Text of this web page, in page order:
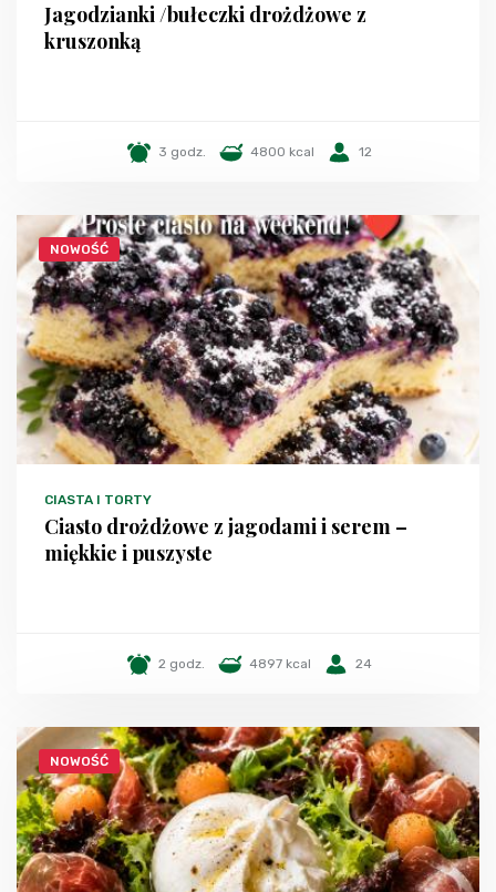
Jagodzianki /bułeczki drożdżowe z
kruszonką
3 godz. 4800 kcal 12
NOWOŚĆ
CIASTA I TORTY
Ciasto drożdżowe z jagodami i serem –
miękkie i puszyste
2 godz. 4897 kcal 24
NOWOŚĆ